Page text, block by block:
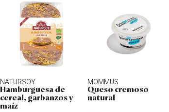
NATURSOY
Hamburguesa de
cereal, garbanzos y
maíz
MOMMUS
Queso cremoso
natural